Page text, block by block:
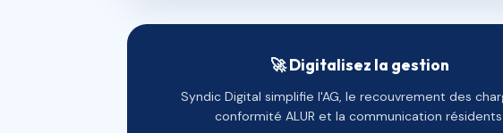
🚀 Digitalisez la gestion
Syndic Digital simplifie l'AG, le recouvrement des
conformité ALUR et la communication résidents.